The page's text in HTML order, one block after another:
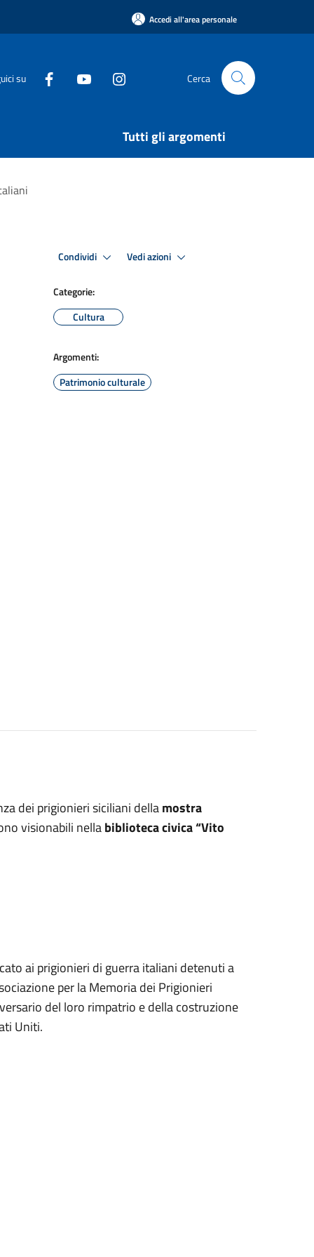
Accedi all'area personale
su Cerca
Tutti gli argomenti
Condividi Vedi azioni
Categorie:
Cultura
Argomenti:
Patrimonio culturale
dei prigionieri siciliani dellamostra
visionabili nellabiblioteca civica “Vito
ai prigionieri di guerra italiani detenuti a
per la Memoria dei Prigionieri
del loro rimpatrio e della costruzione
Uniti.